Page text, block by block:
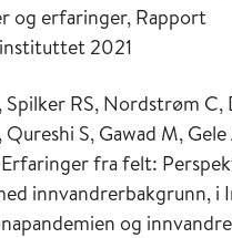
og erfaringer, Rapport
2021
Spilker RS, Nordstrøm C,
Qureshi S, Gawad M,
fra felt:
innvandrerbakgrunn, i
og